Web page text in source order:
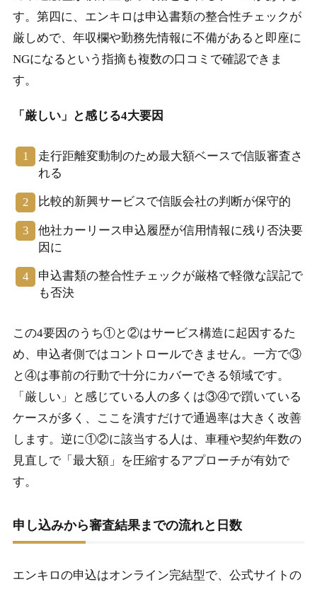
す。第四に、エンキロは申込書類の整合性チェックが
厳しめで、年収欄や勤務先情報に不備があると即座に
NGになるという指摘も複数の口コミで確認できま
す。
「厳しい」と感じる4大要因
走行距離変動制のため最大額ベースで信販審査さ
れる
比較的新興サービスで信販会社の判断が保守的
他社カーリース申込履歴が信用情報に残り否決要
因に
申込書類の整合性チェックが厳格で軽微な誤記で
も否決
この4要因のうち①と②はサービス構造に起因するた
め、申込者側ではコントロールできません。一方で③
と④は事前の行動で十分にカバーできる領域です。
「厳しい」と感じている人の多くは③④で躓いている
ケースが多く、ここを潰すだけで通過率は大きく改善
します。逆に①②に該当する人は、車種や契約年数の
見直しで「最大額」を圧縮するアプローチが有効で
す。
申し込みから審査結果までの流れと日数
エンキロの申込はオンライン完結型で、公式サイトの